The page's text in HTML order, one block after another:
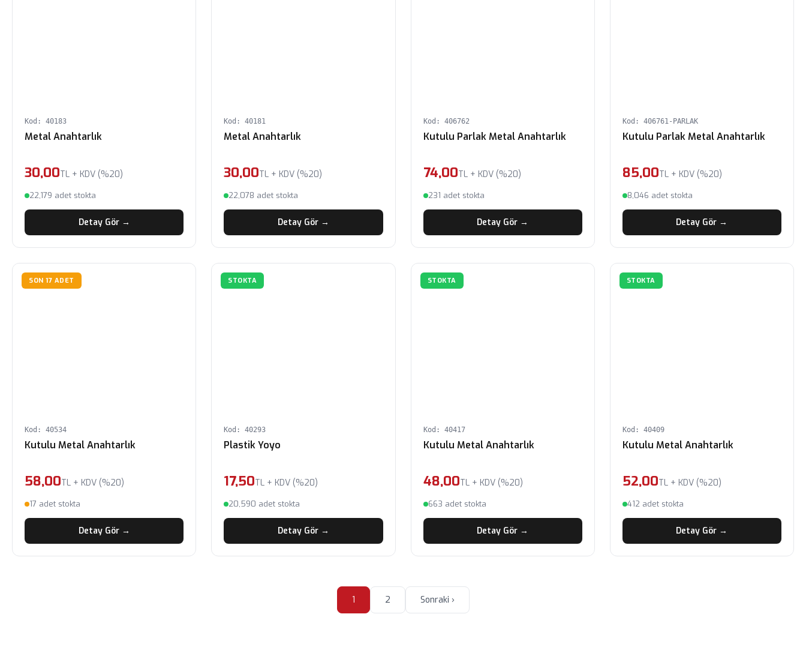
Kod: 40183
Metal Anahtarlık
30,00TL + KDV (%20)
22,179 adet stokta
Detay Gör →
Kod: 40181
Metal Anahtarlık
30,00TL + KDV (%20)
22,078 adet stokta
Detay Gör →
Kod: 406762
Kutulu Parlak Metal Anahtarlık
74,00TL + KDV (%20)
231 adet stokta
Detay Gör →
Kod: 406761-PARLAK
Kutulu Parlak Metal Anahtarlık
85,00TL + KDV (%20)
8,046 adet stokta
Detay Gör →
SON 17 ADET
Kod: 40534
Kutulu Metal Anahtarlık
58,00TL + KDV (%20)
17 adet stokta
Detay Gör →
STOKTA
Kod: 40293
Plastik Yoyo
17,50TL + KDV (%20)
20,590 adet stokta
Detay Gör →
STOKTA
Kod: 40417
Kutulu Metal Anahtarlık
48,00TL + KDV (%20)
663 adet stokta
Detay Gör →
STOKTA
Kod: 40409
Kutulu Metal Anahtarlık
52,00TL + KDV (%20)
412 adet stokta
Detay Gör →
1 2 Sonraki ›